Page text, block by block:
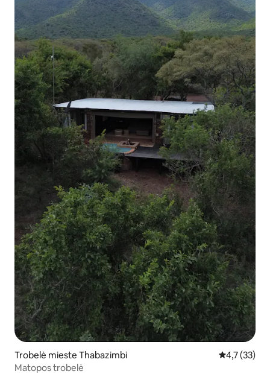
Trobelė mieste Thabazimbi Vidutinis
4,7 (33)
Matopos trobelė